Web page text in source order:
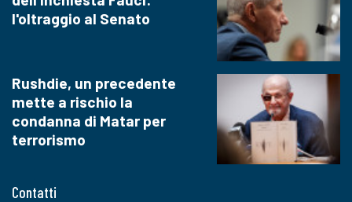
Contatti
l'oltraggio al Senato
Rushdie, un precedente
mette a rischio la
condanna di Matar per
terrorismo